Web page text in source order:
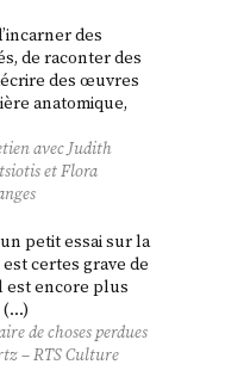
des
de raconter des
des œuvres
anatomique,
avec Judith
et Flora
petit essai sur la
certes grave de
est encore plus
(…)
de choses perdues
– RTS Culture